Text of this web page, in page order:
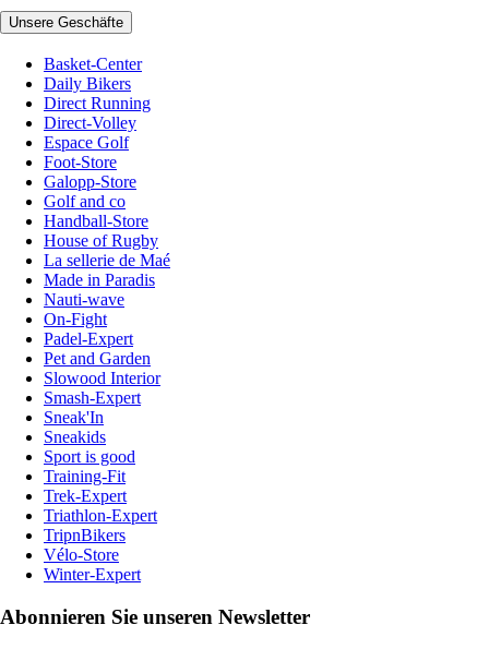
Unsere Geschäfte
Basket-Center
Daily Bikers
Direct Running
Direct-Volley
Espace Golf
Foot-Store
Galopp-Store
Golf and co
Handball-Store
House of Rugby
La sellerie de Maé
Made in Paradis
Nauti-wave
On-Fight
Padel-Expert
Pet and Garden
Slowood Interior
Smash-Expert
Sneak'In
Sneakids
Sport is good
Training-Fit
Trek-Expert
Triathlon-Expert
TripnBikers
Vélo-Store
Winter-Expert
Abonnieren Sie unseren Newsletter